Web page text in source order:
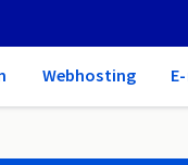
Webhosting